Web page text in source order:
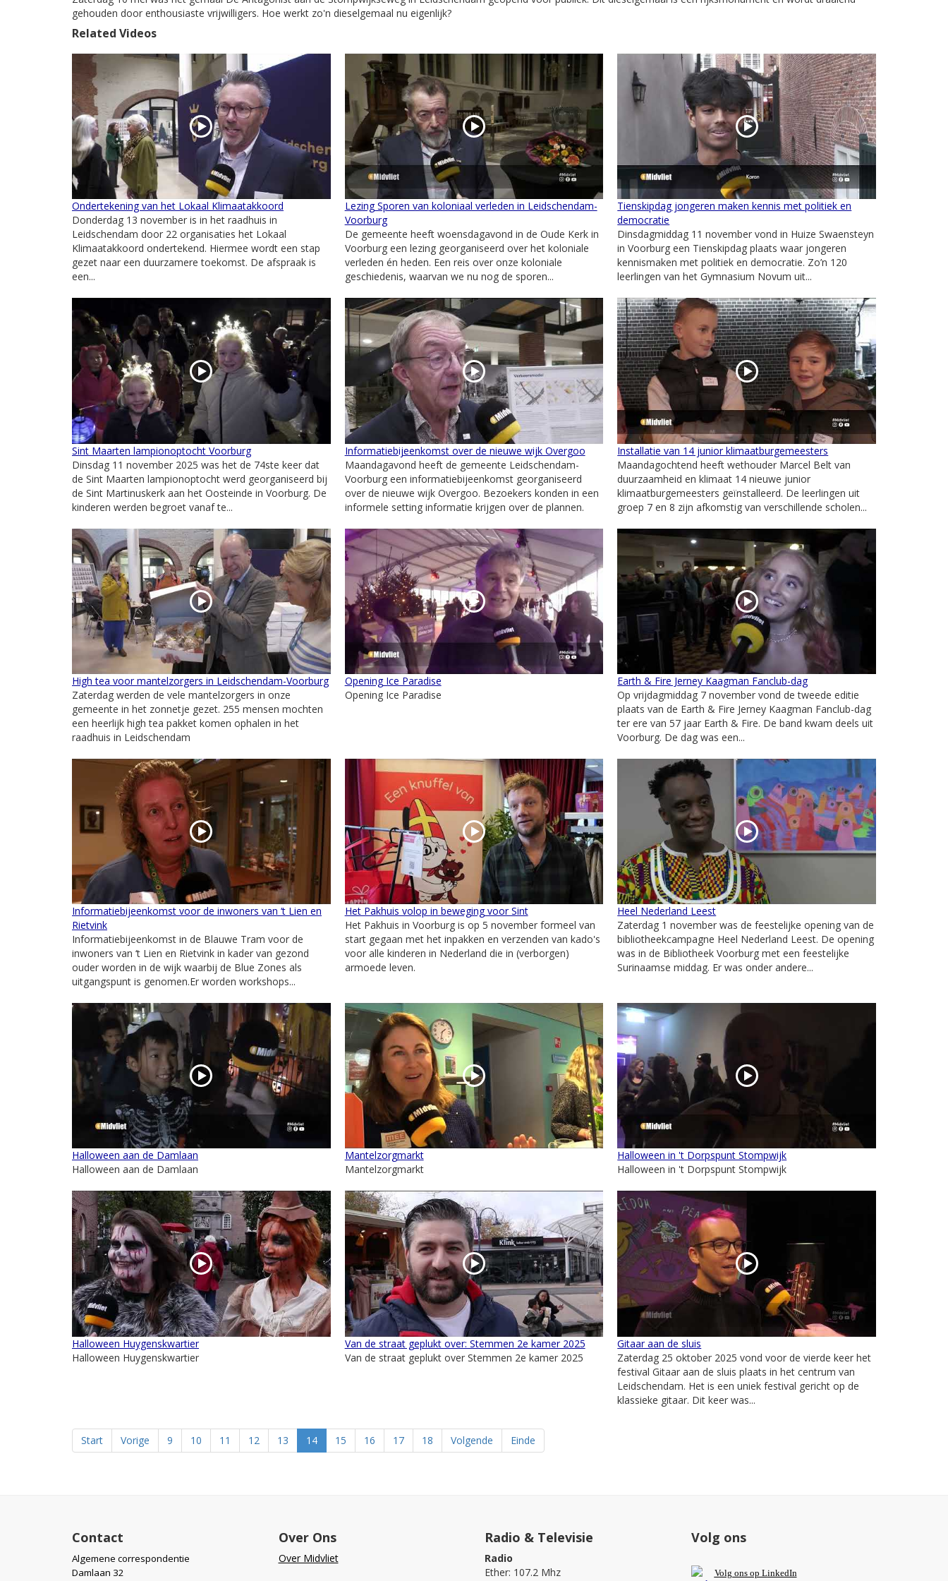
gehouden door enthousiaste vrijwilligers. Hoe werkt zo'n dieselgemaal nu eigenlijk?
Related Videos
Ondertekening van het Lokaal Klimaatakkoord
Donderdag 13 november is in het raadhuis in
Leidschendam door 22 organisaties het Lokaal
Klimaatakkoord ondertekend. Hiermee wordt een stap
gezet naar een duurzamere toekomst. De afspraak is
een...
Lezing Sporen van koloniaal verleden in Leidschendam-
Voorburg
De gemeente heeft woensdagavond in de Oude Kerk in
Voorburg een lezing georganiseerd over het koloniale
verleden én heden. Een reis over onze koloniale
geschiedenis, waarvan we nu nog de sporen...
Tienskipdag jongeren maken kennis met politiek en
democratie
Dinsdagmiddag 11 november vond in Huize Swaensteyn
in Voorburg een Tienskipdag plaats waar jongeren
kennismaken met politiek en democratie. Zo’n 120
leerlingen van het Gymnasium Novum uit...
Sint Maarten lampionoptocht Voorburg
Dinsdag 11 november 2025 was het de 74ste keer dat
de Sint Maarten lampionoptocht werd georganiseerd bij
de Sint Martinuskerk aan het Oosteinde in Voorburg. De
kinderen werden begroet vanaf te...
Informatiebijeenkomst over de nieuwe wijk Overgoo
Maandagavond heeft de gemeente Leidschendam-
Voorburg een informatiebijeenkomst georganiseerd
over de nieuwe wijk Overgoo. Bezoekers konden in een
informele setting informatie krijgen over de plannen.
Installatie van 14 junior klimaatburgemeesters
Maandagochtend heeft wethouder Marcel Belt van
duurzaamheid en klimaat 14 nieuwe junior
klimaatburgemeesters geïnstalleerd. De leerlingen uit
groep 7 en 8 zijn afkomstig van verschillende scholen...
High tea voor mantelzorgers in Leidschendam-Voorburg
Zaterdag werden de vele mantelzorgers in onze
gemeente in het zonnetje gezet. 255 mensen mochten
een heerlijk high tea pakket komen ophalen in het
raadhuis in Leidschendam
Opening Ice Paradise
Opening Ice Paradise
Earth & Fire Jerney Kaagman Fanclub-dag
Op vrijdagmiddag 7 november vond de tweede editie
plaats van de Earth & Fire Jerney Kaagman Fanclub-dag
ter ere van 57 jaar Earth & Fire. De band kwam deels uit
Voorburg. De dag was een...
Informatiebijeenkomst voor de inwoners van ‘t Lien en
Rietvink
Informatiebijeenkomst in de Blauwe Tram voor de
inwoners van ‘t Lien en Rietvink in kader van gezond
ouder worden in de wijk waarbij de Blue Zones als
uitgangspunt is genomen.Er worden workshops...
Het Pakhuis volop in beweging voor Sint
Het Pakhuis in Voorburg is op 5 november formeel van
start gegaan met het inpakken en verzenden van kado's
voor alle kinderen in Nederland die in (verborgen)
armoede leven.
Heel Nederland Leest
Zaterdag 1 november was de feestelijke opening van de
bibliotheekcampagne Heel Nederland Leest. De opening
was in de Bibliotheek Voorburg met een feestelijke
Surinaamse middag. Er was onder andere...
Halloween aan de Damlaan
Halloween aan de Damlaan
Mantelzorgmarkt
Mantelzorgmarkt
Halloween in 't Dorpspunt Stompwijk
Halloween in 't Dorpspunt Stompwijk
Halloween Huygenskwartier
Halloween Huygenskwartier
Van de straat geplukt over: Stemmen 2e kamer 2025
Van de straat geplukt over Stemmen 2e kamer 2025
Gitaar aan de sluis
Zaterdag 25 oktober 2025 vond voor de vierde keer het
festival Gitaar aan de sluis plaats in het centrum van
Leidschendam. Het is een uniek festival gericht op de
klassieke gitaar. Dit keer was...
Start Vorige 9 10 11 12 13 14 15 16 17 18 Volgende Einde
Contact
Algemene correspondentie
Damlaan 32
Over Ons
Over Midvliet
Radio & Televisie
Radio
Ether: 107.2 Mhz
Volg ons
Volg ons op LinkedIn